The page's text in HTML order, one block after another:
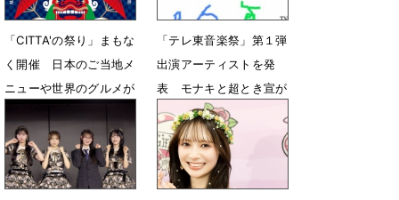
「CITTA'の祭り」まもな
く開催 ⽇本のご当地メ
ニューや世界のグルメが
6月17日 19時00分
「テレ東音楽祭」第１弾
出演アーティストを発
表 モナキと超とき宣が
福岡の意外なスポットか
ら生中継
6月15日 12時00分